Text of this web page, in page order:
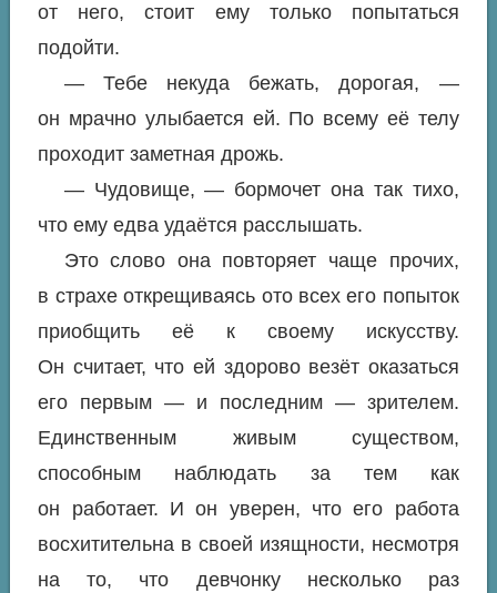
от него, стоит ему только попытаться
подойти.
— Тебе некуда бежать, дорогая, —
он мрачно улыбается ей. По всему её телу
проходит заметная дрожь.
— Чудовище, — бормочет она так тихо,
что ему едва удаётся расслышать.
Это слово она повторяет чаще прочих,
в страхе открещиваясь ото всех его попыток
приобщить её к своему искусству.
Он считает, что ей здорово везёт оказаться
его первым — и последним— зрителем.
Единственным живым существом,
способным наблюдать за тем как
он работает. И он уверен, что его работа
восхитительна в своей изящности, несмотря
на то, что девчонку несколько раз